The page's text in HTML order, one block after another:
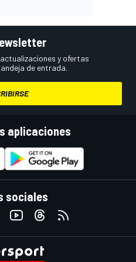
y ofertas
de entrada.
aplicaciones
sociales